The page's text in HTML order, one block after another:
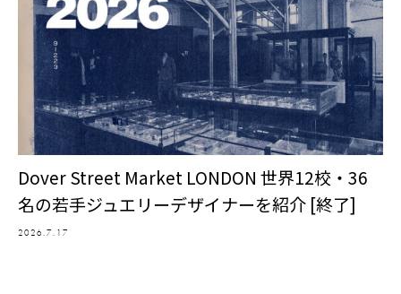
Dover Street Market LONDON 世界12校・36
名の若手ジュエリーデザイナーを紹介 [終了]
2026.7.17